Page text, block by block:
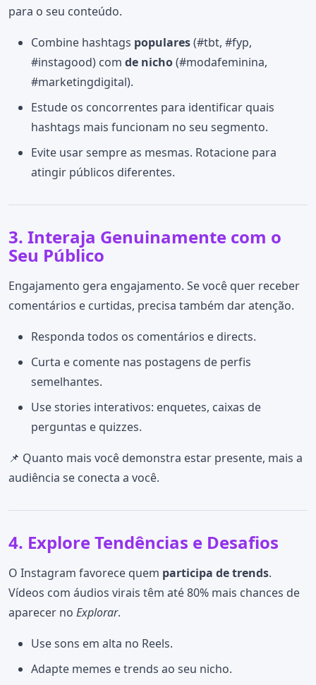
para o seu conteúdo.
Combine hashtags populares(#tbt, #fyp,
#instagood) com de nicho(#modafeminina,
#marketingdigital).
Estude os concorrentes para identificar quais
hashtags mais funcionam no seu segmento.
Evite usar sempre as mesmas. Rotacione para
atingir públicos diferentes.
3. Interaja Genuinamente com o
Seu Público
Engajamento gera engajamento. Se você quer receber
comentários e curtidas, precisa também dar atenção.
Responda todos os comentários e directs.
Curta e comente nas postagens de perfis
semelhantes.
Use stories interativos: enquetes, caixas de
perguntas e quizzes.
📌 Quanto mais você demonstra estar presente, mais a
audiência se conecta a você.
4. Explore Tendências e Desafios
O Instagram favorece quem participa de trends.
Vídeos com áudios virais têm até 80% mais chances de
aparecer no Explorar.
Use sons em alta no Reels.
Adapte memes e trends ao seu nicho.